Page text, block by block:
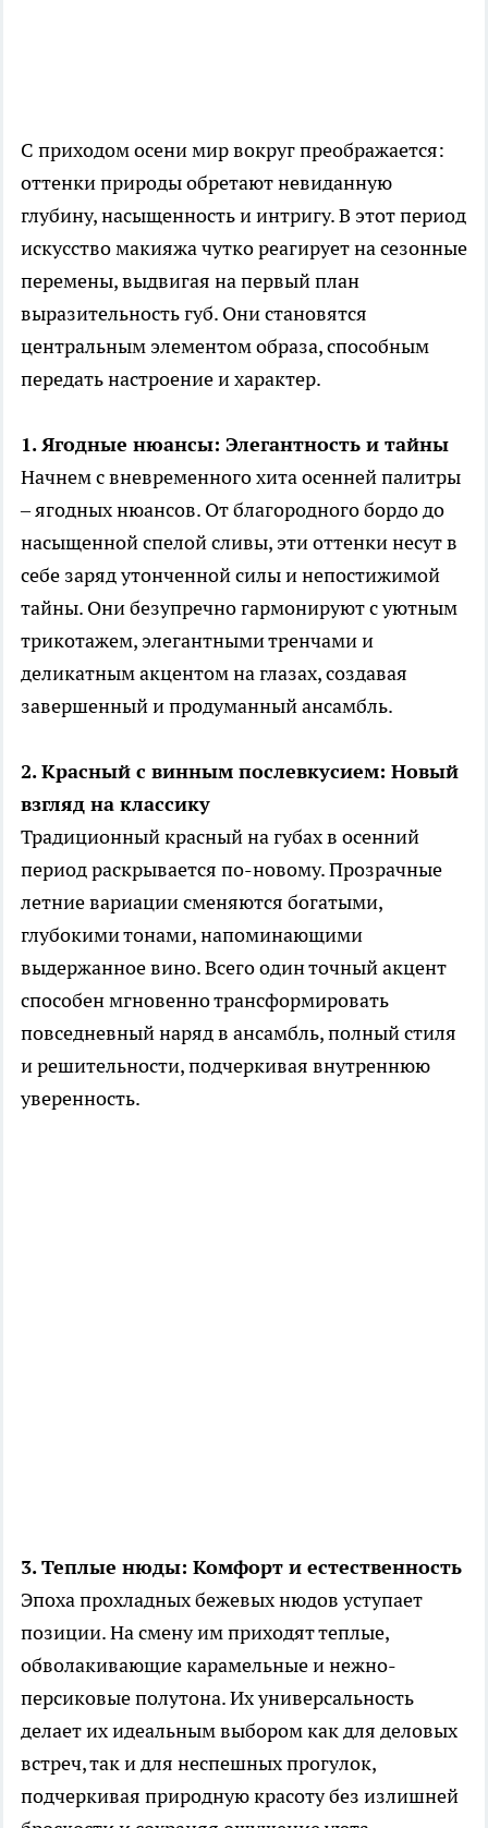
С приходом осени мир вокруг преображается:
оттенки природы обретают невиданную
глубину, насыщенность и интригу. В этот период
искусство макияжа чутко реагирует на сезонные
перемены, выдвигая на первый план
выразительность губ. Они становятся
центральным элементом образа, способным
передать настроение и характер.
1. Ягодные нюансы: Элегантность и тайны
Начнем с вневременного хита осенней палитры
– ягодных нюансов. От благородного бордо до
насыщенной спелой сливы, эти оттенки несут в
себе заряд утонченной силы и непостижимой
тайны. Они безупречно гармонируют с уютным
трикотажем, элегантными тренчами и
деликатным акцентом на глазах, создавая
завершенный и продуманный ансамбль.
2. Красный с винным послевкусием: Новый
взгляд на классику
Традиционный красный на губах в осенний
период раскрывается по-новому. Прозрачные
летние вариации сменяются богатыми,
глубокими тонами, напоминающими
выдержанное вино. Всего один точный акцент
способен мгновенно трансформировать
повседневный наряд в ансамбль, полный стиля
и решительности, подчеркивая внутреннюю
уверенность.
3. Теплые нюды: Комфорт и естественность
Эпоха прохладных бежевых нюдов уступает
позиции. На смену им приходят теплые,
обволакивающие карамельные и нежно-
персиковые полутона. Их универсальность
делает их идеальным выбором как для деловых
встреч, так и для неспешных прогулок,
подчеркивая природную красоту без излишней